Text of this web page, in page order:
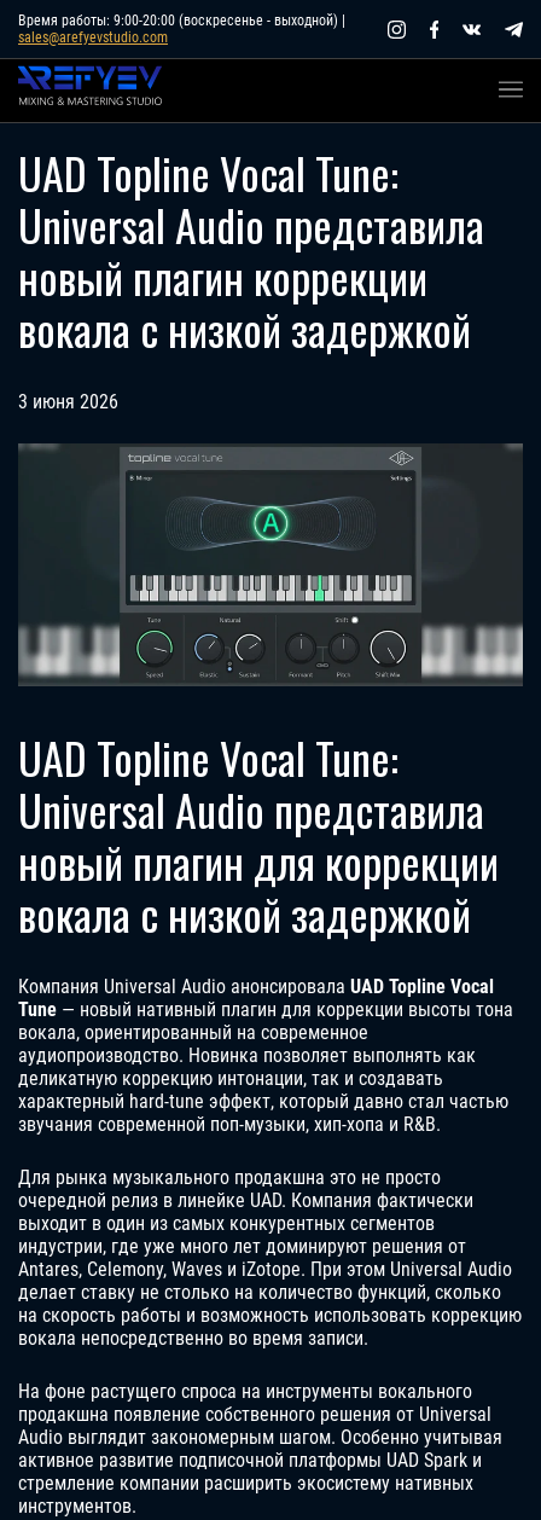
Skip
content
Время работы: 9:00-20:00 (воскресенье - выходной) |
sales@arefyevstudio.com
UAD Topline Vocal Tune:
Universal Audio представила
новый плагин коррекции
вокала с низкой задержкой
3 июня 2026
UAD Topline Vocal Tune:
Universal Audio представила
новый плагин для коррекции
вокала с низкой задержкой
Компания Universal Audio анонсировала UAD Topline Vocal
Tune — новый нативный плагин для коррекции высоты тона
вокала, ориентированный на современное
аудиопроизводство. Новинка позволяет выполнять как
деликатную коррекцию интонации, так и создавать
характерный hard-tune эффект, который давно стал частью
звучания современной поп-музыки, хип-хопа и R&B.
Для рынка музыкального продакшна это не просто
очередной релиз в линейке UAD. Компания фактически
выходит в один из самых конкурентных сегментов
индустрии, где уже много лет доминируют решения от
Antares, Celemony, Waves и iZotope. При этом Universal Audio
делает ставку не столько на количество функций, сколько
на скорость работы и возможность использовать коррекцию
вокала непосредственно во время записи.
На фоне растущего спроса на инструменты вокального
продакшна появление собственного решения от Universal
Audio выглядит закономерным шагом. Особенно учитывая
активное развитие подписочной платформы UAD Spark и
стремление компании расширить экосистему нативных
инструментов.